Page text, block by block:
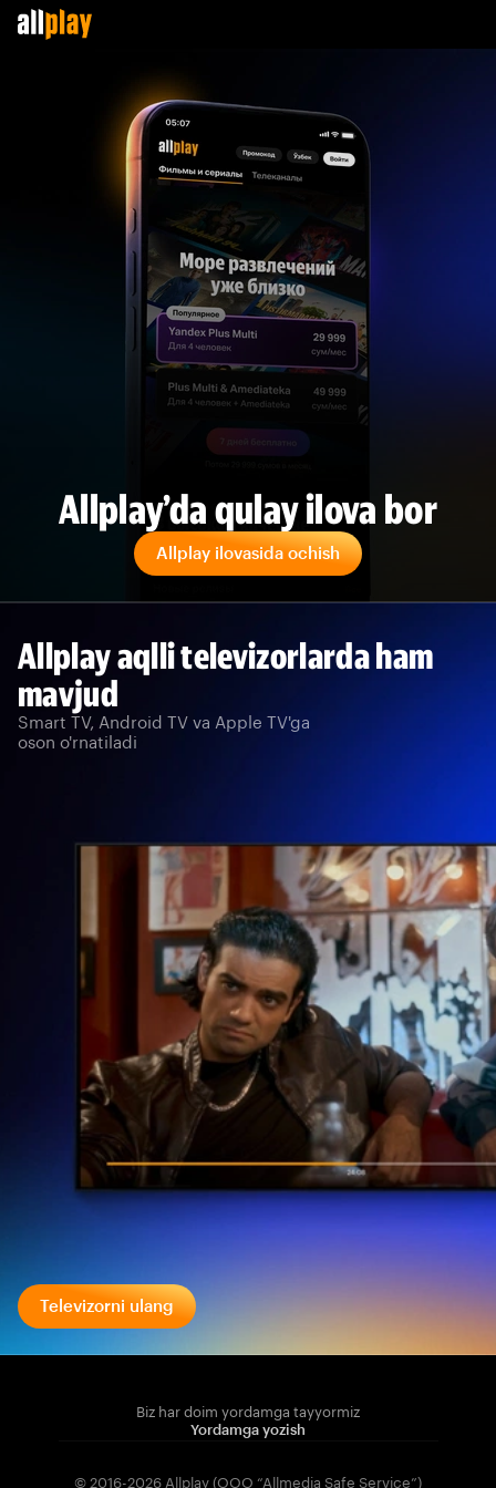
Allplay’da qulay ilova bor
Allplay ilovasida ochish
Allplay aqlli televizorlarda ham
mavjud
Smart TV, Android TV va Apple TV'ga
oson o'rnatiladi
Televizorni ulang
Biz har doim yordamga tayyormiz
Yordamga yozish
© 2016-2026 Allplay (OOO “Allmedia Safe Service”)